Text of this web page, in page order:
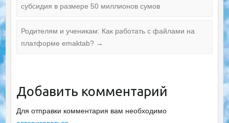
субсидия в размере 50 миллионов сумов
Родителям и ученикам: Как работать с файлами на
платформе emaktab? →
Добавить комментарий
Для отправки комментария вам необходимо